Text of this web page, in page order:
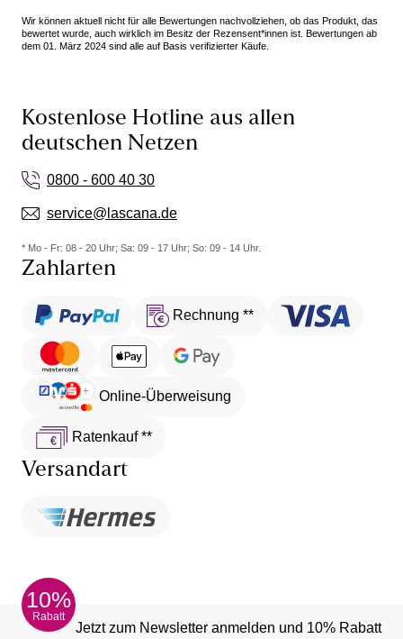
Wir können aktuell nicht für alle Bewertungen nachvollziehen, ob das Produkt, das
bewertet wurde, auch wirklich im Besitz der Rezensent*innen ist. Bewertungen ab
dem 01. März 2024 sind alle auf Basis verifizierter Käufe.
Kostenlose Hotline aus allen
deutschen Netzen
0800 - 600 40 30
service@lascana.de
* Mo - Fr: 08 - 20 Uhr; Sa: 09 - 17 Uhr; So: 09 - 14 Uhr.
Zahlarten
Rechnung **
Online-Überweisung
Ratenkauf **
Versandart
10%
Rabatt
Jetzt zum Newsletter anmelden und 10% Rabatt